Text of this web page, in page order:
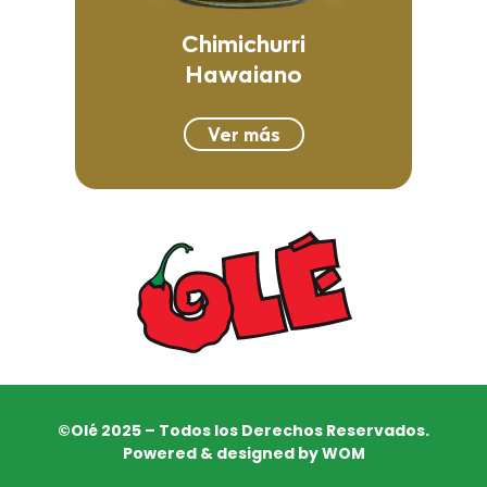
Chimichurri
Hawaiano
Ver más
Powered & designed by WOM
©Olé 2025 – Todos los Derechos Reservados.